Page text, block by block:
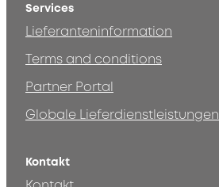
Services
Lieferanteninformation
Terms and conditions
Partner Portal
Globale Lieferdienstleistungen
Kontakt